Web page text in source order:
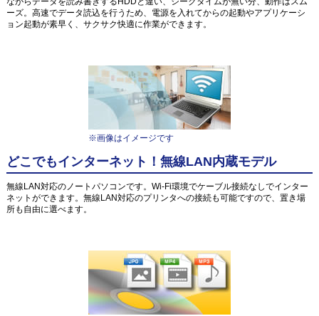
ーズ。高速でデータ読込を行うため、電源を入れてからの起動やアプリケーシ
ョン起動が素早く、サクサク快適に作業ができます。
※画像はイメージです
どこでもインターネット！無線LAN内蔵モデル
無線LAN対応のノートパソコンです。Wi-Fi環境でケーブル接続なしでインター
ネットができます。無線LAN対応のプリンタへの接続も可能ですので、置き場
所も自由に選べます。